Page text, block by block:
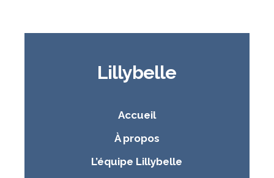
Lillybelle
Accueil
À propos
L’équipe Lillybelle